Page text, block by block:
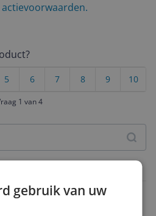
10
9
8
7
6
5
1 van 4
gebruik van uw